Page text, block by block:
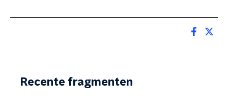
Recente fragmenten